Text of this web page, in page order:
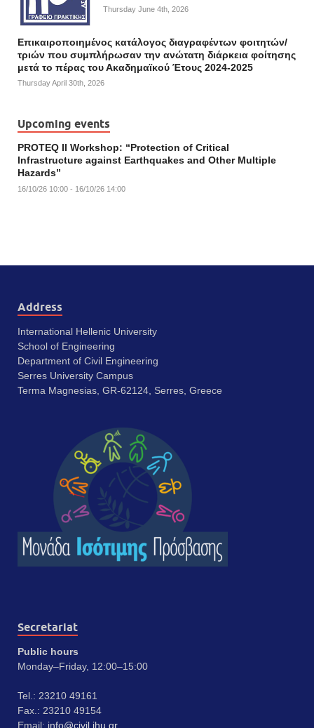
Thursday June 4th, 2026
Επικαιροποιημένος κατάλογος διαγραφέντων φοιτητών/
τριών που συμπλήρωσαν την ανώτατη διάρκεια φοίτησης
μετά το πέρας του Ακαδημαϊκού Έτους 2024-2025
Thursday April 30th, 2026
Upcoming events
PROTEQ II Workshop: “Protection of Critical
Infrastructure against Earthquakes and Other Multiple
Hazards”
16/10/26 10:00 - 16/10/26 14:00
Address
International Hellenic University
School of Engineering
Department of Civil Engineering
Serres University Campus
Terma Magnesias, GR-62124, Serres, Greece
Secretariat
Public hours
Monday–Friday, 12:00–15:00
Tel.: 23210 49161
Fax.: 23210 49154
Email: info@civil.ihu.gr